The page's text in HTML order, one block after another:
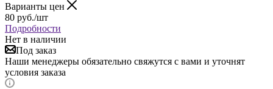
Варианты цен
80 руб./шт
Подробности
Нет в наличии
Под заказ
Наши менеджеры обязательно свяжутся с вами и уточнят
условия заказа